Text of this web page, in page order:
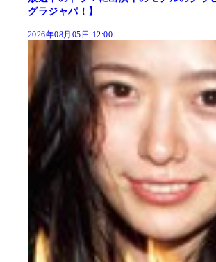
グラジャパ！】
2026年08月05日 12:00